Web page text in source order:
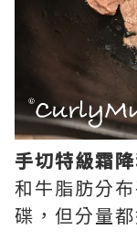
手切特級霜
和牛脂肪分
碟，但分量